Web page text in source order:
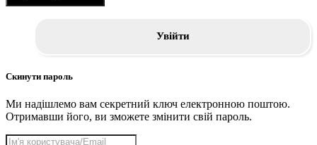
Увійти
Скинути пароль
Ми надішлемо вам секретний ключ електронною поштою.
Отримавши його, ви зможете змінити свій пароль.